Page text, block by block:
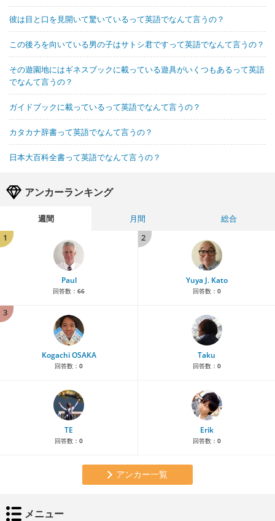
彼は目と口を見開いて驚いているって英語でなんて言うの？
この後ろを向いている男の子はサトシ君ですって英語でなんて言うの？
その遊園地にはギネスブックに載っている遊具がいくつもあるって英語
でなんて言うの？
ガイドブックに載っているって英語でなんて言うの？
カタカナ辞書って英語でなんて言うの？
日本大百科全書って英語でなんて言うの？
アンカーランキング
週間 月間
総合
1
Paul
回答数： 66
2
Yuya J. Kato
回答数： 0
3
Kogachi OSAKA
回答数： 0
Taku
回答数： 0
TE
回答数： 0
Erik
回答数： 0
アンカー一覧
メニュー